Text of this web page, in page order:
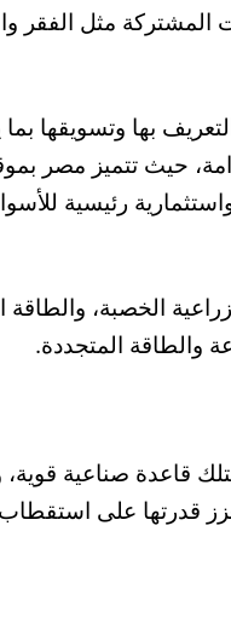
المشتركة مثل الفقر
بها وتسويقها بما
حيث تتميز مصر
رئيسية
الخصبة، والطاقة
والطاقة المتجددة.
قاعدة صناعية قوية،
قدرتها على استقطاب